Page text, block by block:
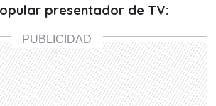
presentador de TV: